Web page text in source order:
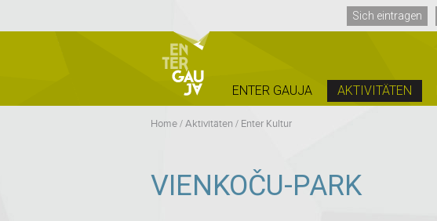
Sich eintragen
ENTER GAUJA AKTIVITÄTEN
Home/Aktivitäten / Enter Kultur
VIENKOČU-PARK